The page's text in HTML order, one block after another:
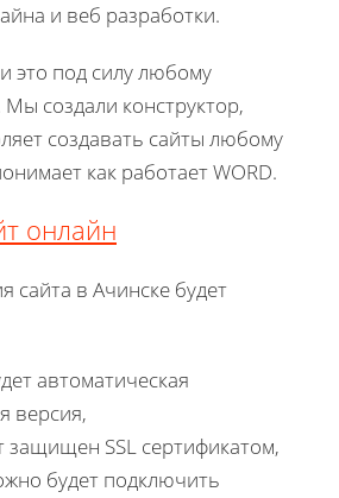
и веб разработки.
это под силу любому
создали конструктор,
создавать сайты любому
как работает WORD.
онлайн
сайта в Ачинске будет
автоматическая
версия,
защищен SSL сертификатом,
будет подключить